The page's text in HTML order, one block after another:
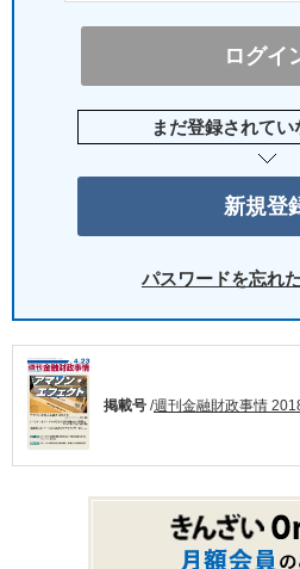
まだ登録されて
パスワードを忘れ
掲載号 /週刊金融財政事情